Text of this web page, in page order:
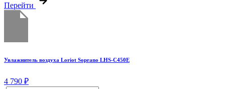
Перейти
Увлажнитель воздуха Loriot Soprano LHS-C450E
4 790 ₽